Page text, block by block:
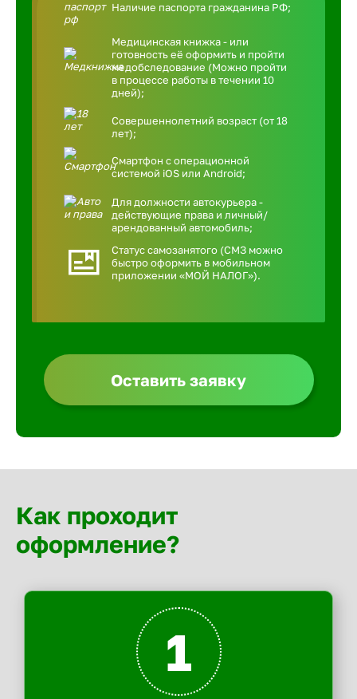
Наличие паспорта гражданина РФ;
Медицинская книжка - или
готовность её оформить и пройти
медобследование (Можно пройти
в процессе работы в течении 10
дней);
Совершеннолетний возраст (от 18
лет);
Смартфон с операционной
системой iOS или Android;
Для должности автокурьера -
действующие права и личный/
арендованный автомобиль;
Статус самозанятого (СМЗ можно
быстро оформить в мобильном
приложении «МОЙ НАЛОГ»).
Оставить заявку
Как проходит
оформление?
1